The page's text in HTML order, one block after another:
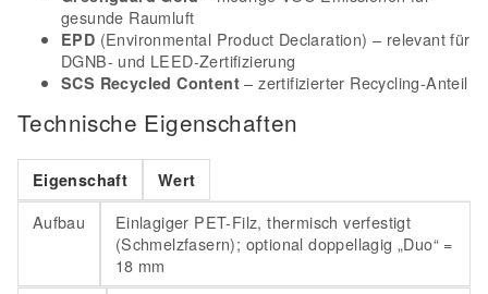
gesunde Raumluft
EPD (Environmental Product Declaration) – relevant für
DGNB- und LEED-Zertifizierung
SCS Recycled Content – zertifizierter Recycling-Anteil
Technische Eigenschaften
Eigenschaft Wert
Aufbau
Einlagiger PET-Filz, thermisch verfestigt
(Schmelzfasern); optional doppellagig „Duo“ =
18 mm